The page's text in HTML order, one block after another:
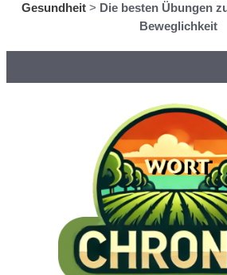
Gesundheit> Die besten Übungen
Beweglichkeit